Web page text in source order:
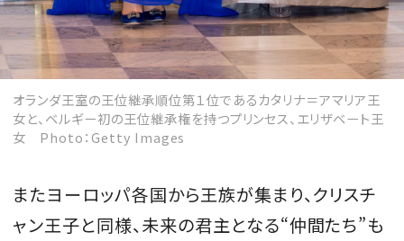
オランダ王室の王位継承順位第１位であるカタリナ＝アマリア王
女と、ベルギー初の王位継承権を持つプリンセス、エリザベート王
女 Photo：Getty Images
またヨーロッパ各国から王族が集まり、クリスチ
ャン王子と同様、未来の君主となる“仲間たち”も